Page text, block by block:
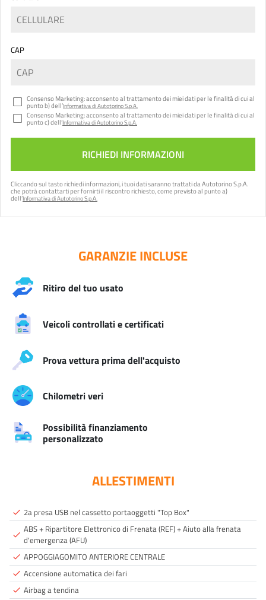
CAP
Consenso Marketing: acconsento al trattamento dei miei dati per le finalità di cui al
punto b) dell’Informativa di Autotorino S.p.A.
Consenso Marketing: acconsento al trattamento dei miei dati per le finalità di cui al
punto c) dell’Informativa di Autotorino S.p.A.
Cliccando sul tastorichiedi informazioni, i tuoi dati saranno trattati da Autotorino S.p.A.
che potrà contattarti per fornirti il riscontro richiesto, come previsto al punto a)
dell’Informativa di Autotorino S.p.A.
GARANZIE INCLUSE
Ritiro del tuo usato
Veicoli controllati e certificati
Prova vettura prima dell'acquisto
Chilometri veri
Possibilità finanziamento
personalizzato
ALLESTIMENTI
done 2a presa USB nel cassetto portaoggetti "Top Box"
done
ABS + Ripartitore Elettronico di Frenata (REF) + Aiuto alla frenata
d'emergenza (AFU)
done APPOGGIAGOMITO ANTERIORE CENTRALE
done Accensione automatica dei fari
done Airbag a tendina